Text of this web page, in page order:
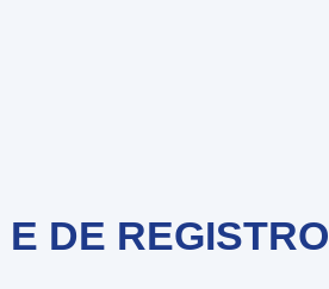
DE REGISTRO